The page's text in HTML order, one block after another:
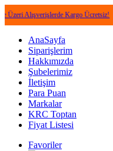
Kargo Ücretsiz! •
AnaSayfa
Siparişlerim
Hakkımızda
Şubelerimiz
İletişim
Para Puan
Markalar
KRC Toptan
Fiyat Listesi
Favoriler